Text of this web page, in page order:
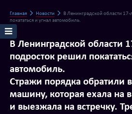
Главная Новости
В Ленинградской области
покататься и угнал автомобиль.
В Ленинградской области
подросток решил
автомобиль.
Стражи порядка обратили
машину, которая ехала на
и выезжала на встречку.